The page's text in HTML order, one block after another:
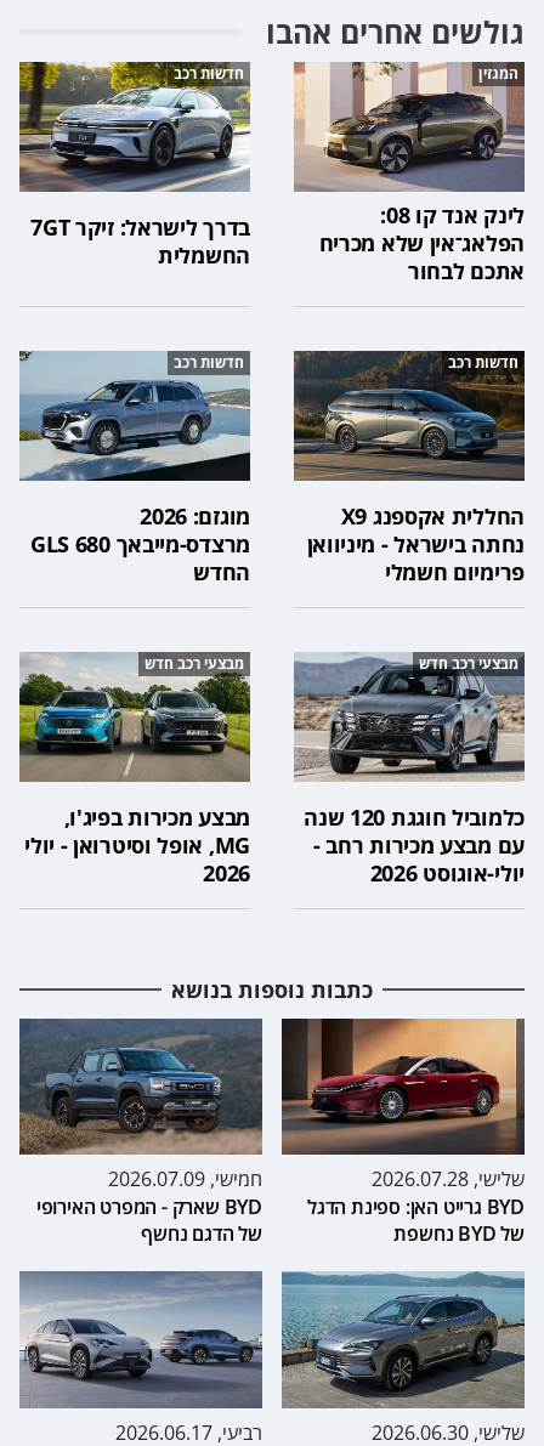
גולשים אחרים אהבו
המגזין
לינק אנד קו 08:
הפלאג־אין שלא מכריח
אתכם לבחור
חדשות רכב
בדרך לישראל: זיקר 7GT
החשמלית
חדשות רכב
החללית אקספנג X9
נחתה בישראל - מיניוואן
פרימיום חשמלי
חדשות רכב
מוגזם: 2026
מרצדס-מייבאך GLS 680
החדש
מבצעי רכב חדש
כלמוביל חוגגת 120 שנה
עם מבצע מכירות רחב -
יולי-אוגוסט 2026
מבצעי רכב חדש
מבצע מכירות בפיג'ו,
MG, אופל וסיטרואן - יולי
2026
כתבות נוספות בנושא
שלישי, 2026.07.28
BYD גרייט האן: ספינת הדגל
של BYD נחשפת
חמישי, 2026.07.09
BYD שארק - המפרט האירופי
של הדגם נחשף
שלישי, 2026.06.30
רביעי, 2026.06.17